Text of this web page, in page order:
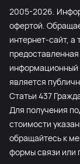
2005-2026.
офертой.
интернет-сайт, а
информационный
является
Статьи 437
Для получения
стоимости
обращайтесь к
формы связи или